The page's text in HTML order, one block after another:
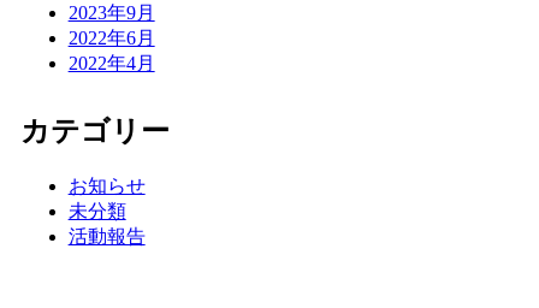
2023年9月
2022年6月
2022年4月
カテゴリー
お知らせ
未分類
活動報告